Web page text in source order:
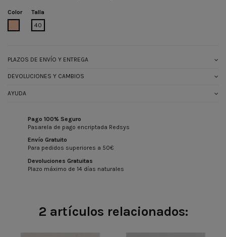
Color
Talla
40
PLAZOS DE ENVÍO Y ENTREGA
DEVOLUCIONES Y CAMBIOS
AYUDA
Pago 100% Seguro
Pasarela de pago encriptada Redsys
Envío Gratuito
Para pedidos superiores a 50€
Devoluciones Gratuitas
Plazo máximo de 14 días naturales
2 artículos relacionados: